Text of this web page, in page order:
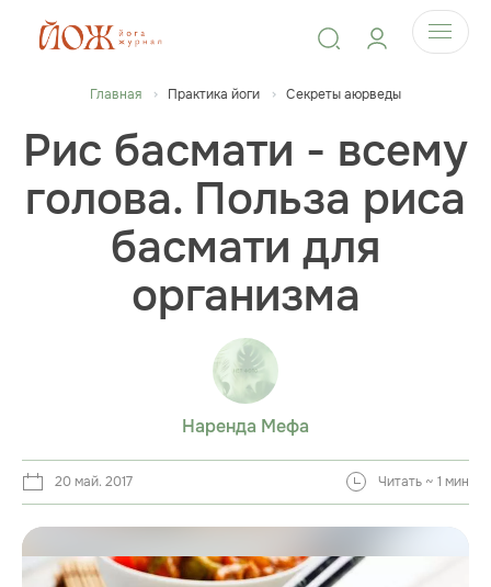
Главная Практика йоги Секреты аюрведы
Рис басмати - всему
голова. Польза риса
басмати для
организма
Наренда Мефа
20 май. 2017 Читать ~ 1 мин